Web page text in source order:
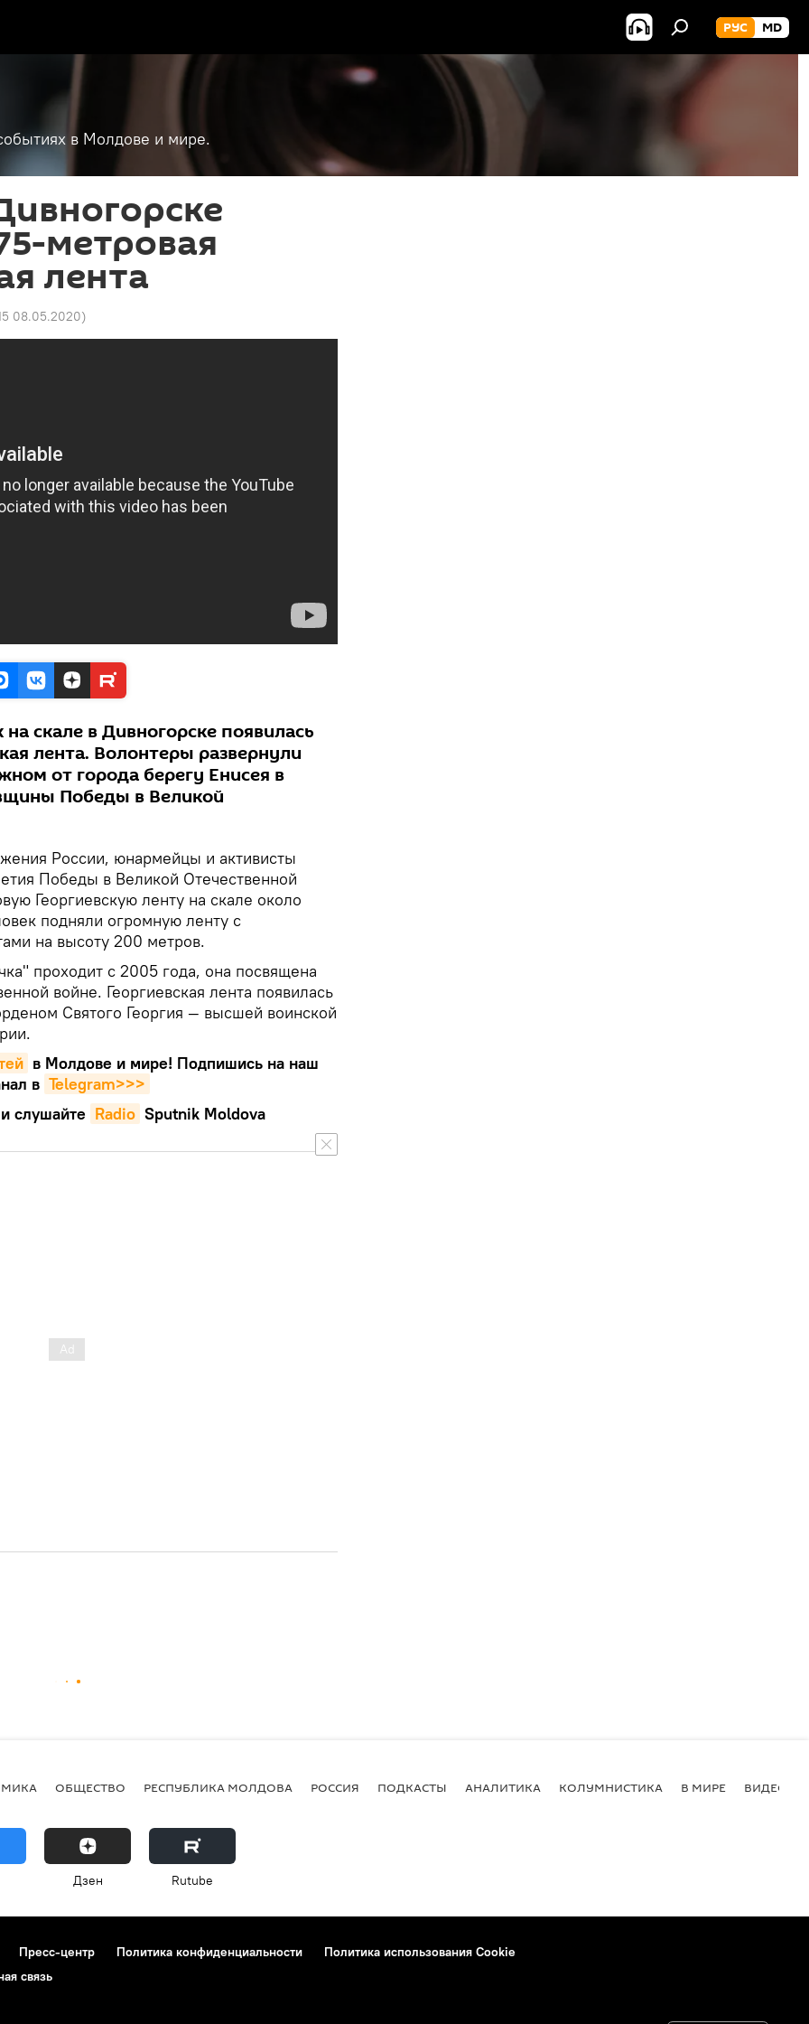
РУС MD
в Молдове и мире.
метровая
лента
08.05.2020)
скале в Дивногорске появилась
лента. Волонтеры развернули
от города берегу Енисея в
Победы в Великой
России, юнармейцы и активисты
Победы в Великой Отечественной
Георгиевскую ленту на скале около
подняли огромную ленту с
на высоту 200 метров.
проходит с 2005 года, она посвящена
войне. Георгиевская лента появилась
Святого Георгия — высшей воинской
в Молдове и мире! Подпишись на наш
в Telegram>>>
и слушайте Radio Sputnik Moldova
ОБЩЕСТВО РЕСПУБЛИКА МОЛДОВА РОССИЯ ПОДКАСТЫ АНАЛИТИКА КОЛУМНИСТИКА В МИРЕ ВИДЕО
Дзен Rutube
Пресс-центр Политика конфиденциальности
Политика использования Cookie
связь